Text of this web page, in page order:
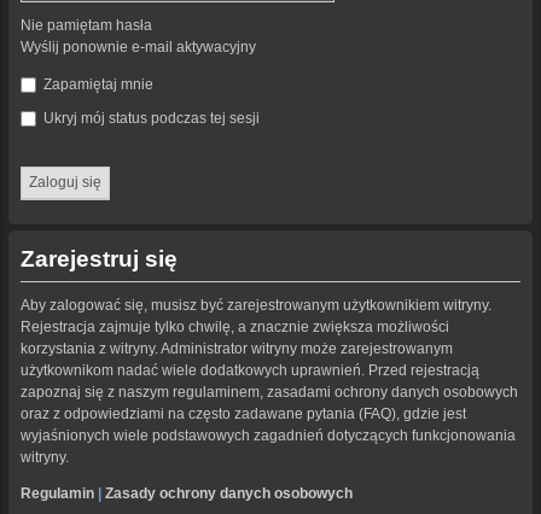
Nie pamiętam hasła
Wyślij ponownie e-mail aktywacyjny
Zapamiętaj mnie
Ukryj mój status podczas tej sesji
Zarejestruj się
Aby zalogować się, musisz być zarejestrowanym użytkownikiem witryny.
Rejestracja zajmuje tylko chwilę, a znacznie zwiększa możliwości
korzystania z witryny. Administrator witryny może zarejestrowanym
użytkownikom nadać wiele dodatkowych uprawnień. Przed rejestracją
zapoznaj się z naszym regulaminem, zasadami ochrony danych osobowych
oraz z odpowiedziami na często zadawane pytania (FAQ), gdzie jest
wyjaśnionych wiele podstawowych zagadnień dotyczących funkcjonowania
witryny.
Regulamin Zasady ochrony danych osobowych